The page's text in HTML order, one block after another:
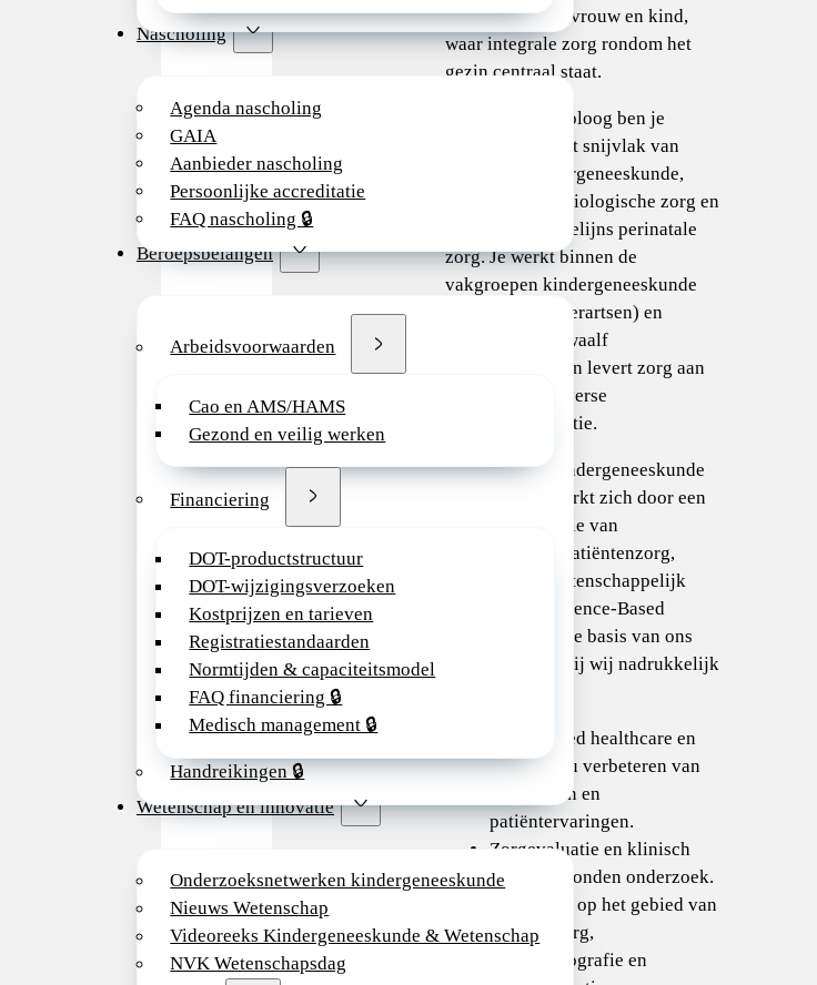
Nascholing
Agenda nascholing
GAIA
Aanbieder nascholing
Persoonlijke accreditatie
FAQ nascholing 🔒
Beroepsbelangen
Arbeidsvoorwaarden
Cao en AMS/HAMS
Gezond en veilig werken
Financiering
DOT-productstructuur
DOT-wijzigingsverzoeken
Kostprijzen en tarieven
Registratiestandaarden
Normtijden & capaciteitsmodel
FAQ financiering 🔒
Medisch management 🔒
Handreikingen 🔒
Wetenschap en innovatie
Onderzoeksnetwerken kindergeneeskunde
Nieuws Wetenschap
Videoreeks Kindergeneeskunde & Wetenschap
NVK Wetenschapsdag
de divisie Man, vrouw en kind,
waar integrale zorg rondom het
gezin centraal staat.
Als kindercardioloog ben je
werkzaam op het snijvlak van
algemene kindergeneeskunde,
tweedelijns cardiologische zorg en
tweede- en derdelijns perinatale
zorg. Je werkt binnen de
vakgroepen kindergeneeskunde
(negentien kinderartsen) en
neonatologie (twaalf
neonatologen) en levert zorg aan
een brede en diverse
patiëntenpopulatie.
De vakgroep kindergeneeskunde
van Isala kenmerkt zich door een
sterke combinatie van
hoogwaardige patiëntenzorg,
opleiding en wetenschappelijk
onderzoek. Evidence-Based
Practice vormt de basis van ons
handelen, waarbij wij nadrukkelijk
Value-based healthcare en
het continu verbeteren van
uitkomsten en
patiëntervaringen.
Zorgevaluatie en klinisch
patiëntgebonden onderzoek.
Innovaties op het gebied van
digitale zorg,
echocardiografie en